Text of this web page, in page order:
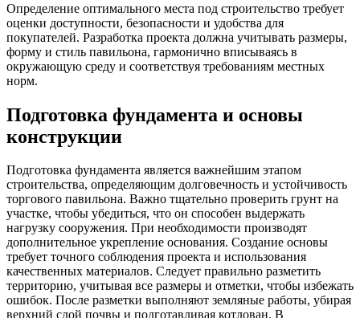
Определение оптимального места под строительство требует
оценки доступности, безопасности и удобства для
покупателей. Разработка проекта должна учитывать размеры,
форму и стиль павильона, гармонично вписываясь в
окружающую среду и соответствуя требованиям местных
норм.
Подготовка фундамента и основы
конструкции
Подготовка фундамента является важнейшим этапом
строительства, определяющим долговечность и устойчивость
торгового павильона. Важно тщательно проверить грунт на
участке, чтобы убедиться, что он способен выдержать
нагрузку сооружения. При необходимости производят
дополнительное укрепление основания. Создание основы
требует точного соблюдения проекта и использования
качественных материалов. Следует правильно разметить
территорию, учитывая все размеры и отметки, чтобы избежать
ошибок. После разметки выполняют земляные работы, убирая
верхний слой почвы и подготавливая котлован. В